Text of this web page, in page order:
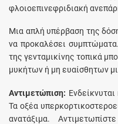
φλοιοεπινεφριδιακή
Μια απλή υπέρβαση της
να προκαλέσει
της γενταμικίνης τοπικά
μυκήτων ή μη ευαίσθητων
Αντιμετώπιση:
Τα οξέα
ανατάξιμα.